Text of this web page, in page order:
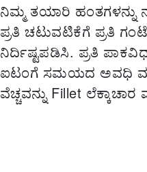
ನಿಮ್ಮ ತಯಾರಿ ಹಂತಗಳನ್ನು
ಪ್ರತಿ ಚಟುವಟಿಕೆಗೆ ಪ್ರತಿ
ನಿರ್ದಿಷ್ಟಪಡಿಸಿ. ಪ್ರತಿ
ಐಟಂಗೆ ಸಮಯದ ಅವಧಿ
ವೆಚ್ಚವನ್ನು Fillet ಲೆಕ್ಕಾಚಾರ